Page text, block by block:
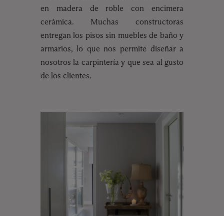
en madera de roble con encimera
cerámica. Muchas constructoras
entregan los pisos sin muebles de baño y
armarios, lo que nos permite diseñar a
nosotros la carpintería y que sea al gusto
de los clientes.